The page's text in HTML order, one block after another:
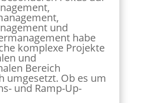
und
habe
komplexe Projekte
und
Bereich
umgesetzt. Ob es um
und Ramp-Up-